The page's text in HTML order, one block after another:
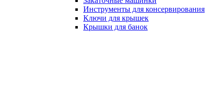
Инструменты для консервирования
Ключи для крышек
Крышки для банок